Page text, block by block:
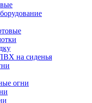
на сиденья
огни